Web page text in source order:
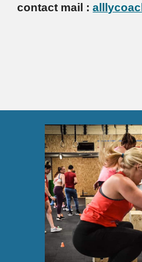
contact mail :